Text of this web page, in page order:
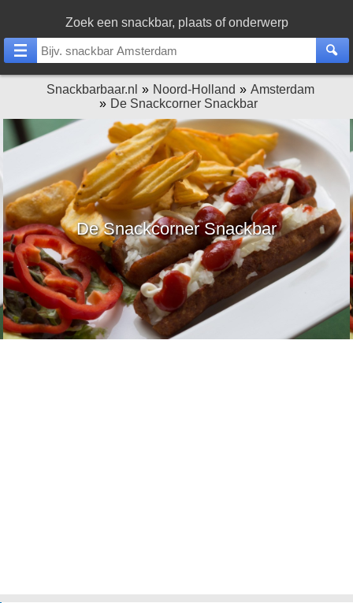
Zoek een snackbar, plaats of onderwerp
Snackbarbaar.nl Noord-Holland
Amsterdam
De Snackcorner Snackbar
De Snackcorner Snackbar